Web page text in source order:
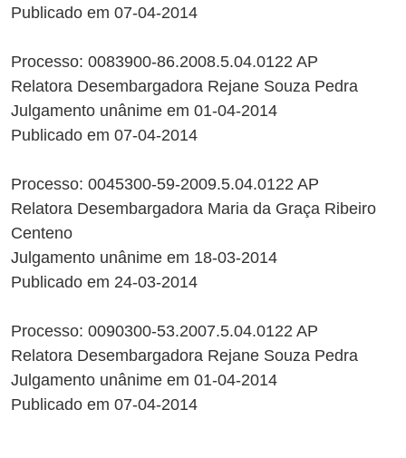
Publicado em 07-04-2014
Processo: 0083900-86.2008.5.04.0122 AP
Relatora Desembargadora Rejane Souza Pedra
Julgamento unânime em 01-04-2014
Publicado em 07-04-2014
Processo: 0045300-59-2009.5.04.0122 AP
Relatora Desembargadora Maria da Graça Ribeiro
Centeno
Julgamento unânime em 18-03-2014
Publicado em 24-03-2014
Processo: 0090300-53.2007.5.04.0122 AP
Relatora Desembargadora Rejane Souza Pedra
Julgamento unânime em 01-04-2014
Publicado em 07-04-2014